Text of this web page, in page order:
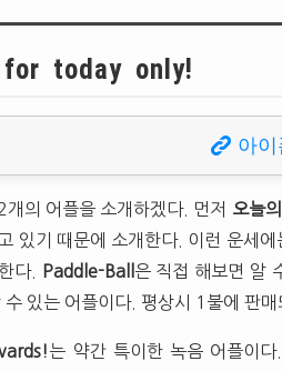
for today only!
아
개의 어플을 소개하겠다. 먼저 오늘
있기 때문에 소개한다. 이런 운세
다.
Paddle-Ball 은 직접 해보면 알
수 있는 어플이다. 평상시 1불에 판
는 약간 특이한 녹음 어플이